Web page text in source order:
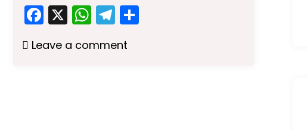
F
a
c
X W
h
a
T
el
e
Leave a comment